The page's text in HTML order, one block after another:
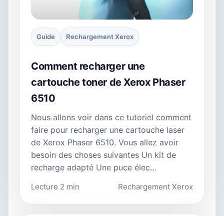
Guide Rechargement Xerox
Comment recharger une
cartouche toner de Xerox Phaser
6510
Nous allons voir dans ce tutoriel comment
faire pour recharger une cartouche laser
de Xerox Phaser 6510. Vous allez avoir
besoin des choses suivantes Un kit de
recharge adapté Une puce élec…
Lecture 2 min Rechargement Xerox